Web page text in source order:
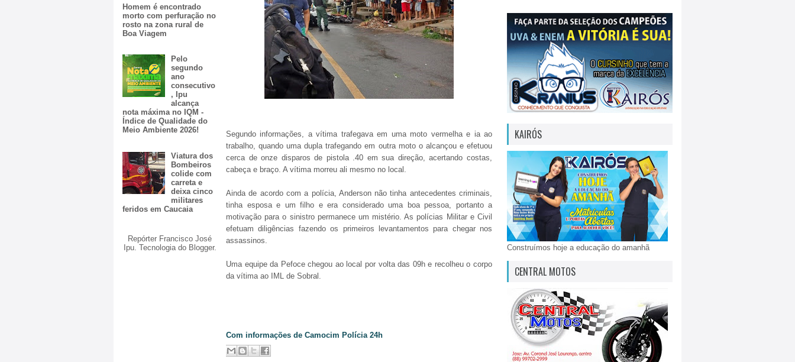
Homem é encontrado
morto com perfuração no
rosto na zona rural de
Boa Viagem
Pelo
segundo
ano
consecutivo
, Ipu
alcança
nota máxima no IQM -
Índice de Qualidade do
Meio Ambiente 2026!
Viatura dos
Bombeiros
colide com
carreta e
deixa cinco
militares
feridos em Caucaia
Repórter Francisco José
Ipu. Tecnologia do Blogger.
Segundo informações, a vítima trafegava em uma moto vermelha e ia ao
trabalho, quando uma dupla trafegando em outra moto o alcançou e efetuou
cerca de onze disparos de pistola .40 em sua direção, acertando costas,
cabeça e braço. A vítima morreu ali mesmo no local.
Ainda de acordo com a polícia, Anderson não tinha antecedentes criminais,
tinha esposa e um filho e era considerado uma boa pessoa, portanto a
motivação para o sinistro permanece um mistério. As polícias Militar e Civil
efetuam diligências fazendo os primeiros levantamentos para chegar nos
assassinos.
Uma equipe da Pefoce chegou ao local por volta das 09h e recolheu o corpo
da vítima ao IML de Sobral.
Com informações de Camocim Polícia 24h
KAIRÓS
Construímos hoje a educação do amanhã
CENTRAL MOTOS